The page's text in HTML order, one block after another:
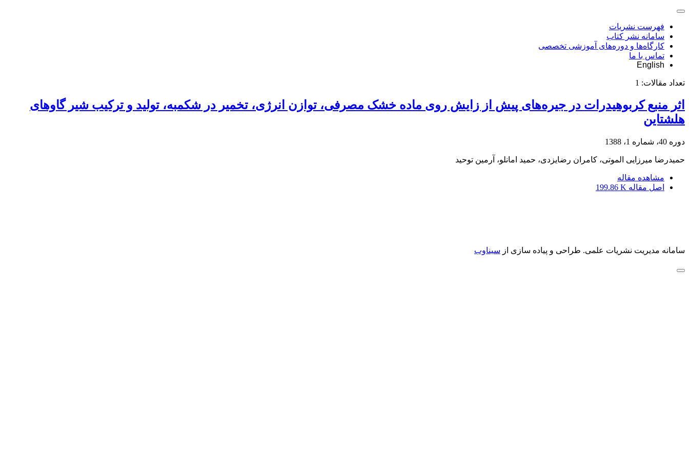
فهرست نشریات
سامانه نشر کتاب
کارگاه‌ها و دوره‌های آموزشی تخصصی
تماس با ما
English
تعداد مقالات: 1
اثر منبع کربوهیدرات در جیره‌های پیش از زایش روی ماده خشک مصرفی، توازن انرژی، تخمیر در شکمبه، تولید و ترکیب شیر گاوهای
هلشتاین
دوره 40، شماره 1، 1388
حمیدرضا میرزایی الموتی، کامران رضایزدی، حمید امانلو، آرمین توحید
مشاهده مقاله
اصل مقاله 199.86 K
سامانه مدیریت نشریات علمی. طراحی و پیاده سازی از سیناوب